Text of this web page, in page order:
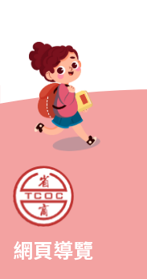
網頁導覽